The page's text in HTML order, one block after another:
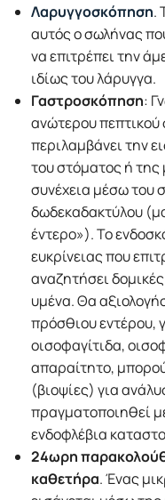
Λαρυγγοσκόπηση.
αυτός ο σωλήνας
να επιτρέπει την
ιδίως του λάρυγγα.
Γαστροσκόπηση:
ανώτερου
περιλαμβάνει την
του στόματος ή της
συνέχεια μέσω του
δωδεκαδακτύλου
έντερο»). Το
ευκρίνειας που
αναζητήσει
υμένα. Θα
πρόσθιου εντέρου,
οισοφαγίτιδα,
απαραίτητο,
(βιοψίες) για
πραγματοποιηθεί
ενδοφλέβια
24ωρη
καθετήρα. Ένας